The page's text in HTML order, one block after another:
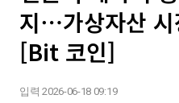
지⋯가상자산
[Bit 코인]
입력 2026-06-18 09:19